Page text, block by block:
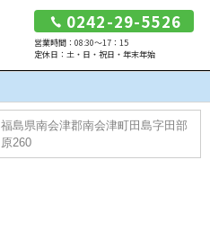
0242-29-5526
営業時間：08:30～17：15
定休日：土・日・祝日・年末年始
福島県南会津郡南会津町田島字田部
原260